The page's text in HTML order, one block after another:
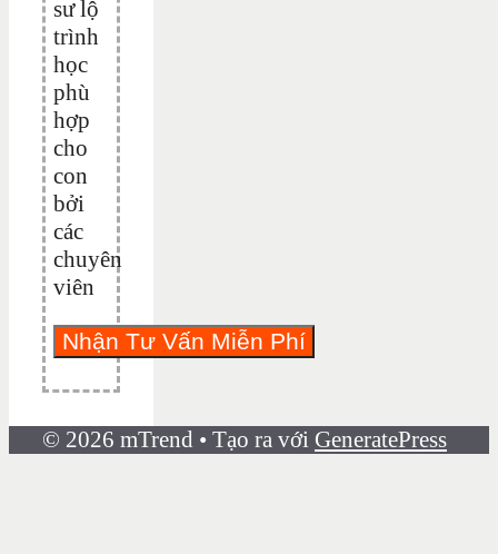
sư lộ
trình
học
phù
hợp
cho
con
bởi
các
chuyên
viên
© 2026 mTrend • Tạo ra với GeneratePress